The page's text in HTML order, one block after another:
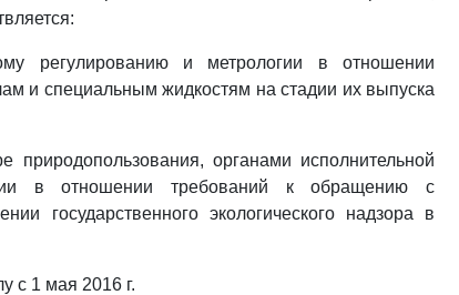
регулированию и метрологии в отношении
и специальным жидкостям на стадии их выпуска
органами исполнительной
в отношении требований к обращению с
государственного экологического надзора в
с 1 мая 2016 г.